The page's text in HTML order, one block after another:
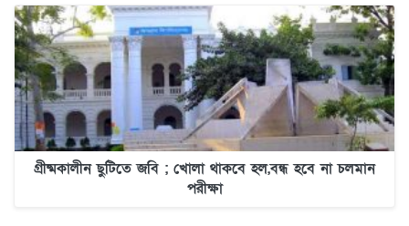
গ্রীষ্মকালীন ছুটিতে জবি ; খোলা থাকবে হল,বন্ধ হবে না চলমান
পরীক্ষা